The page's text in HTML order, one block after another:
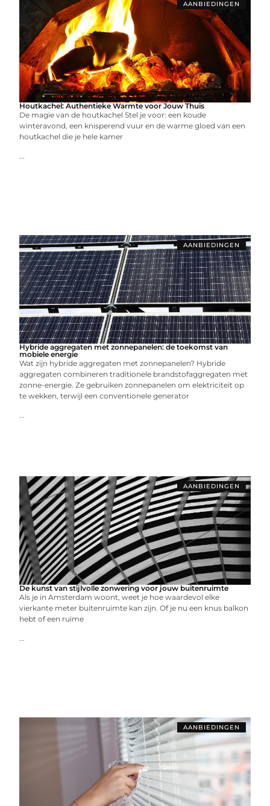
AANBIEDINGEN
Houtkachel: Authentieke Warmte voor Jouw Thuis
De magie van de houtkachel Stel je voor: een koude
winteravond, een knisperend vuur en de warme gloed van een
houtkachel die je hele kamer
...
AANBIEDINGEN
Hybride aggregaten met zonnepanelen: de toekomst van
mobiele energie
Wat zijn hybride aggregaten met zonnepanelen? Hybride
aggregaten combineren traditionele brandstofaggregaten met
zonne-energie. Ze gebruiken zonnepanelen om elektriciteit op
te wekken, terwijl een conventionele generator
...
AANBIEDINGEN
De kunst van stijlvolle zonwering voor jouw buitenruimte
Als je in Amsterdam woont, weet je hoe waardevol elke
vierkante meter buitenruimte kan zijn. Of je nu een knus balkon
hebt of een ruime
...
AANBIEDINGEN